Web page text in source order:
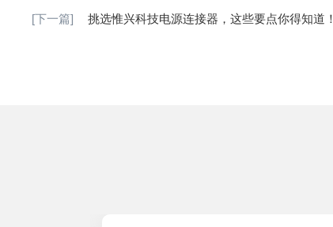
[下一篇] 挑选惟兴科技电源连接器，这些要点你得知道！